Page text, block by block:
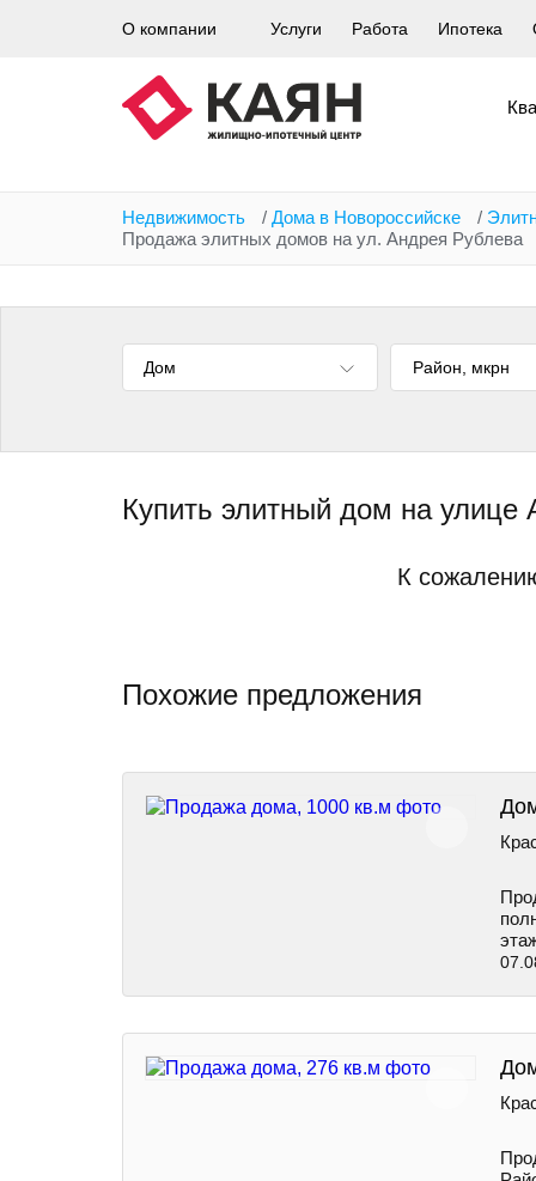
О компании Услуги Работа Ипотека
Недвижимость / Дома в Новороссийске /
Продажа элитных домов на ул. Андрея Рублева
Дом
Купить элитный дом на улице
К
Похожие предложения